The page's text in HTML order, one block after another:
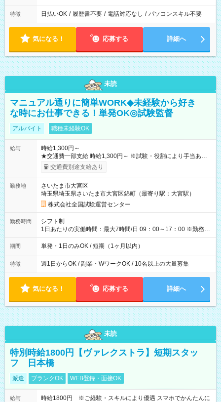
特徴 日払いOK / 履歴書不要 / 電話対応なし / パソコンスキル不要
気になる！ 応募する 詳細へ
未読
マニュアル通りに簡単WORK◆未経験から好き
な時にお仕事できる！単発OK◎試験監督
アルバイト 職種未経験OK
給与
時給1,300円～
★交通費一部支給 時給1,300円～ ※試験・役割により手当あり
※勤務回数により昇給あり 【即給（前払い）オプションあ
り！】 希望される場合、勤務から1週間ほどで給与の一部を受け
例】 ・河合塾模擬試験 8:30～17:30（休憩1時間） 時給1,300円
×8時間＝日収10,400円＋交通費 ※当日の役割により時給＋100
円の場合あり ・国家試験 7:00～13:30（休憩なし） 時給1,300
円（役割手当＋100円）×6時間＝日収8,400円＋交通費 【試用期
間】試用期間なし
交通費別途支給あり
勤務地
さいたま市大宮区
埼玉県埼玉県さいたま市大宮区錦町（最寄り駅：大宮駅）
株式会社全国試験運営センター
勤務時間
シフト制
1日あたりの実働時間：最大7時間/日 09：00～17：00 ※勤務時
間は 試験により異なります。
期間 単発・1日のみOK / 短期（1ヶ月以内）
特徴 週1日からOK / 副業・WワークOK / 10名以上の大量募集
気になる！ 応募する 詳細へ
未読
特別時給1800円【ヴァレクストラ】短期スタッ
フ 日本橋
派遣 ブランクOK WEB登録・面接OK
給与
時給1800円 ※ご経験・スキルにより優遇 スマホでかんたんに